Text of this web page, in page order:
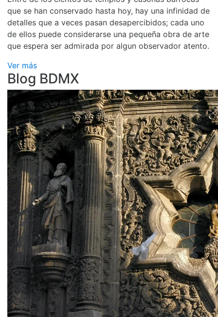
que se han conservado hasta hoy, hay una infinidad de
detalles que a veces pasan desapercibidos; cada uno
de ellos puede considerarse una pequeña obra de arte
que espera ser admirada por algun observador atento.
Ver más
Blog BDMX